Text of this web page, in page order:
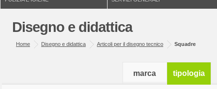
Disegno e didattica
Home Disegno e didattica Articoli per il disegno tecnico Squadre
tipologia
marca